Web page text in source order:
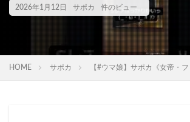
2026年1月12日 サポカ 件のビュー
HOME サポカ 【#ウマ娘】サポカ《女帝・